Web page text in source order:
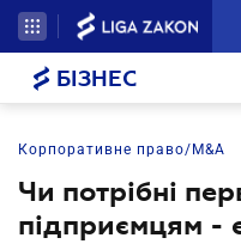
БІЗНЕС
Корпоративне право/M&A
Чи потрібні
підприємцям -